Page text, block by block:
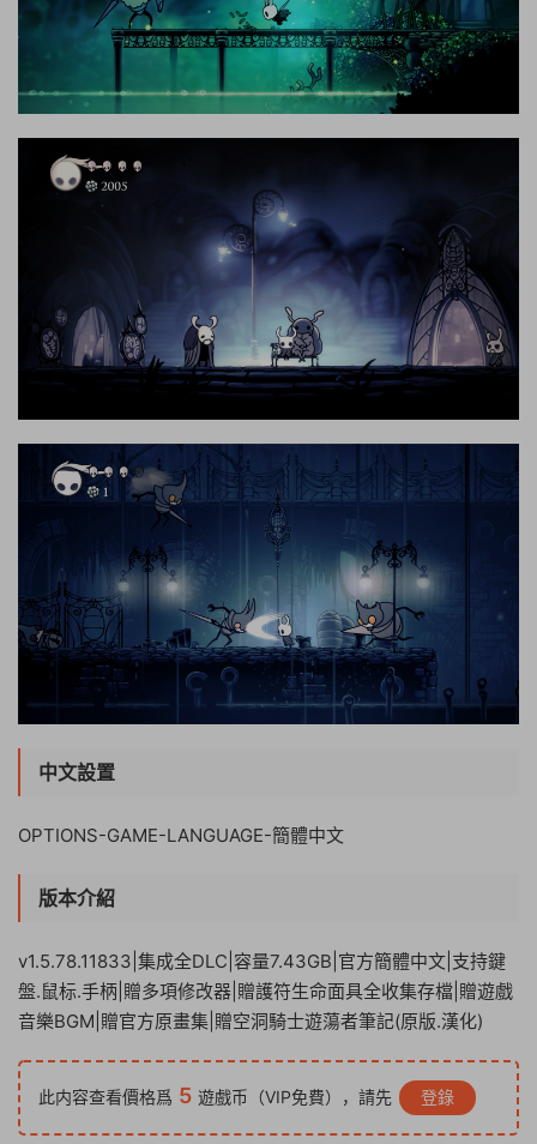
中文設置
OPTIONS-GAME-LANGUAGE-簡體中文
版本介紹
v1.5.78.11833|集成全DLC|容量7.43GB|官方簡體中文|支持鍵
盤.鼠标.手柄|贈多項修改器|贈護符生命面具全收集存檔|贈遊戲
音樂BGM|贈官方原畫集|贈空洞騎士遊蕩者筆記(原版.漢化)
此内容查看價格爲 5 遊戲币（VIP免費），請先 登錄